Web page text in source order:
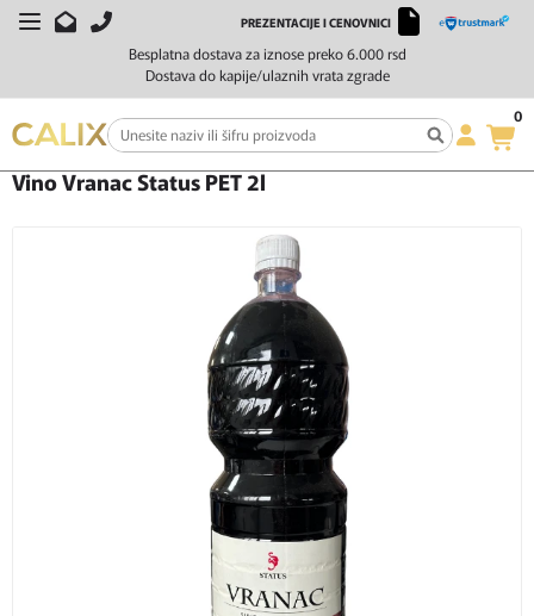
Besplatna dostava za iznose preko 6.000 rsd
Dostava do kapije/ulaznih vrata zgrade
PREZENTACIJE I CENOVNICI
0
Početna Vino Crveno vino Vino Vranac Status PET 2l
Vino Vranac Status PET 2l